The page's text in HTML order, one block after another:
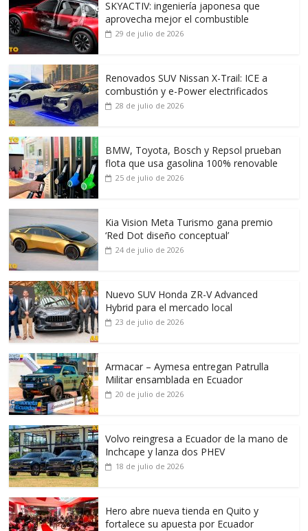
SKYACTIV: ingeniería japonesa que
aprovecha mejor el combustible
29 de julio de 2026
Renovados SUV Nissan X-Trail: ICE a
combustión y e-Power electrificados
28 de julio de 2026
BMW, Toyota, Bosch y Repsol prueban
flota que usa gasolina 100% renovable
25 de julio de 2026
Kia Vision Meta Turismo gana premio
‘Red Dot diseño conceptual’
24 de julio de 2026
Nuevo SUV Honda ZR-V Advanced
Hybrid para el mercado local
23 de julio de 2026
Armacar – Aymesa entregan Patrulla
Militar ensamblada en Ecuador
20 de julio de 2026
Volvo reingresa a Ecuador de la mano de
Inchcape y lanza dos PHEV
18 de julio de 2026
Hero abre nueva tienda en Quito y
fortalece su apuesta por Ecuador